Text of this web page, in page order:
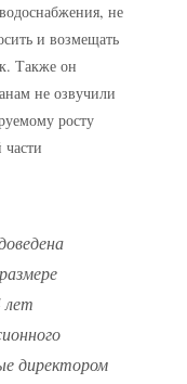
не
и возмещать
Также он
не озвучили
росту
лет
директором